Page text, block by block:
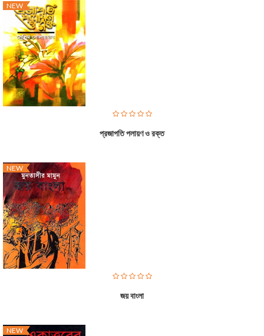
NEW
প্রজাপতি পলায়ণ ও রক্ত
NEW
জয় বাংলা
NEW